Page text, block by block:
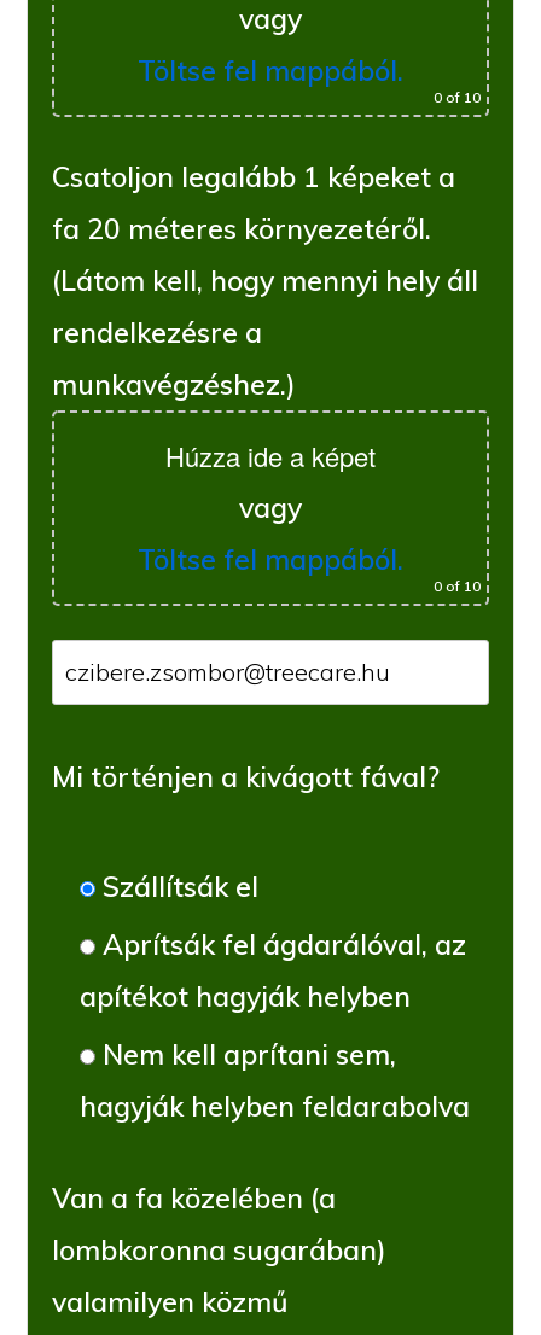
vagy
Töltse fel mappából.
0of 10
Csatoljon legalább 1 képeket a
fa 20 méteres környezetéről.
(Látom kell, hogy mennyi hely áll
rendelkezésre a
munkavégzéshez.)
Húzza ide a képet
vagy
Töltse fel mappából.
0of 10
Mi történjen a kivágott fával?
Szállítsák el
Aprítsák fel ágdarálóval, az
apítékot hagyják helyben
Nem kell aprítani sem,
hagyják helyben feldarabolva
Van a fa közelében (a
lombkoronna sugarában)
valamilyen közmű